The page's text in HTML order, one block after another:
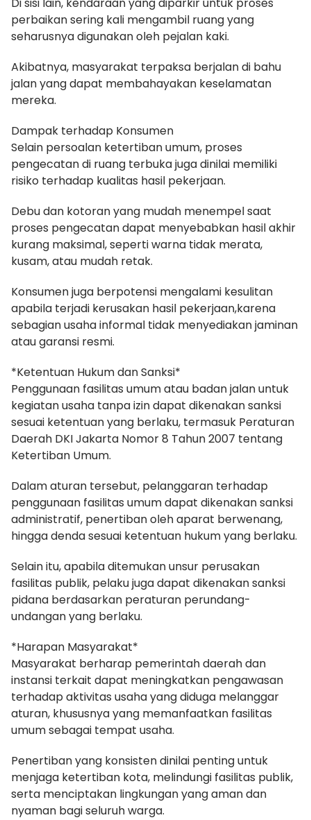
Di sisi lain, kendaraan yang diparkir untuk proses
perbaikan sering kali mengambil ruang yang
seharusnya digunakan oleh pejalan kaki.
Akibatnya, masyarakat terpaksa berjalan di bahu
jalan yang dapat membahayakan keselamatan
mereka.
Dampak terhadap Konsumen
Selain persoalan ketertiban umum, proses
pengecatan di ruang terbuka juga dinilai memiliki
risiko terhadap kualitas hasil pekerjaan.
Debu dan kotoran yang mudah menempel saat
proses pengecatan dapat menyebabkan hasil akhir
kurang maksimal, seperti warna tidak merata,
kusam, atau mudah retak.
Konsumen juga berpotensi mengalami kesulitan
apabila terjadi kerusakan hasil pekerjaan,karena
sebagian usaha informal tidak menyediakan jaminan
atau garansi resmi.
*Ketentuan Hukum dan Sanksi*
Penggunaan fasilitas umum atau badan jalan untuk
kegiatan usaha tanpa izin dapat dikenakan sanksi
sesuai ketentuan yang berlaku, termasuk Peraturan
Daerah DKI Jakarta Nomor 8 Tahun 2007 tentang
Ketertiban Umum.
Dalam aturan tersebut, pelanggaran terhadap
penggunaan fasilitas umum dapat dikenakan sanksi
administratif, penertiban oleh aparat berwenang,
hingga denda sesuai ketentuan hukum yang berlaku.
Selain itu, apabila ditemukan unsur perusakan
fasilitas publik, pelaku juga dapat dikenakan sanksi
pidana berdasarkan peraturan perundang-
undangan yang berlaku.
*Harapan Masyarakat*
Masyarakat berharap pemerintah daerah dan
instansi terkait dapat meningkatkan pengawasan
terhadap aktivitas usaha yang diduga melanggar
aturan, khususnya yang memanfaatkan fasilitas
umum sebagai tempat usaha.
Penertiban yang konsisten dinilai penting untuk
menjaga ketertiban kota, melindungi fasilitas publik,
serta menciptakan lingkungan yang aman dan
nyaman bagi seluruh warga.